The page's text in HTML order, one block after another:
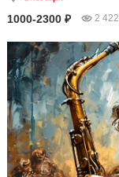
1000-2300 ₽ 2 422